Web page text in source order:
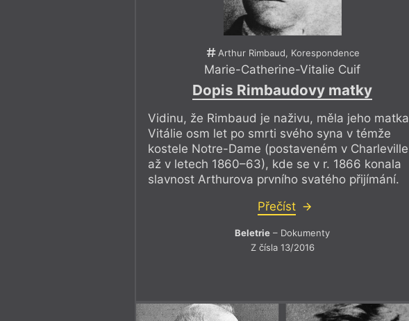
Arthur Rimbaud, Korespondence
Marie-Catherine-Vitalie Cuif
Dopis Rimbaudovy matky
Vidinu, že Rimbaud je naživu, měla jeho matka
Vitálie osm let po smrti svého syna v témže
kostele Notre-Dame (postaveném v Charleville
až v letech 1860–63), kde se v r. 1866 konala
slavnost Arthurova prvního svatého přijímání.
Přečíst
Beletrie – Dokumenty
Z čísla 13/2016